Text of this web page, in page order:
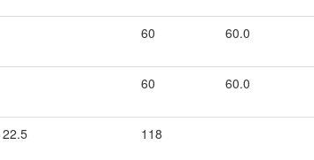
60 60.0
60 60.0
22.5 118